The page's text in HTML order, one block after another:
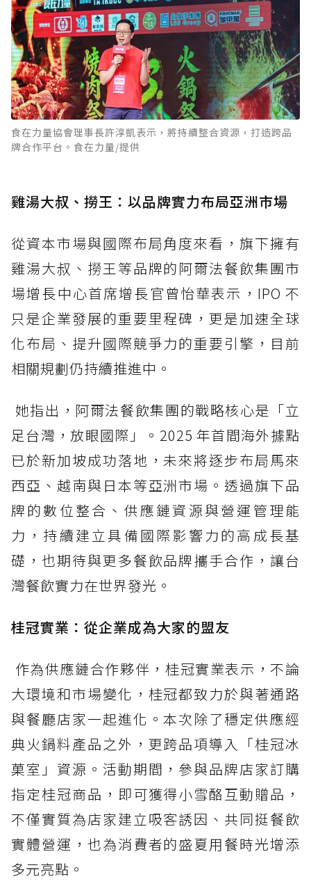
食在力量協會理事長許淳凱表示，將持續整合資源，打造跨品
牌合作平台。食在力量/提供
雞湯大叔、撈王：以品牌實力布局亞洲市場
從資本市場與國際布局角度來看，旗下擁有
雞湯大叔、撈王等品牌的阿爾法餐飲集團市
場增長中心首席增長官曾怡華表示，IPO 不
只是企業發展的重要里程碑，更是加速全球
化布局、提升國際競爭力的重要引擎，目前
相關規劃仍持續推進中。
她指出，阿爾法餐飲集團的戰略核心是「立
足台灣，放眼國際」。2025 年首間海外據點
已於新加坡成功落地，未來將逐步布局馬來
西亞、越南與日本等亞洲市場。透過旗下品
牌的數位整合、供應鏈資源與營運管理能
力，持續建立具備國際影響力的高成長基
礎，也期待與更多餐飲品牌攜手合作，讓台
灣餐飲實力在世界發光。
桂冠實業：從企業成為大家的盟友
作為供應鏈合作夥伴，桂冠實業表示，不論
大環境和市場變化，桂冠都致力於與著通路
與餐廳店家一起進化。本次除了穩定供應經
典火鍋料產品之外，更跨品項導入「桂冠冰
菓室」資源。活動期間，參與品牌店家訂購
指定桂冠商品，即可獲得小雪酪互動贈品，
不僅實質為店家建立吸客誘因、共同挺餐飲
實體營運，也為消費者的盛夏用餐時光增添
多元亮點。